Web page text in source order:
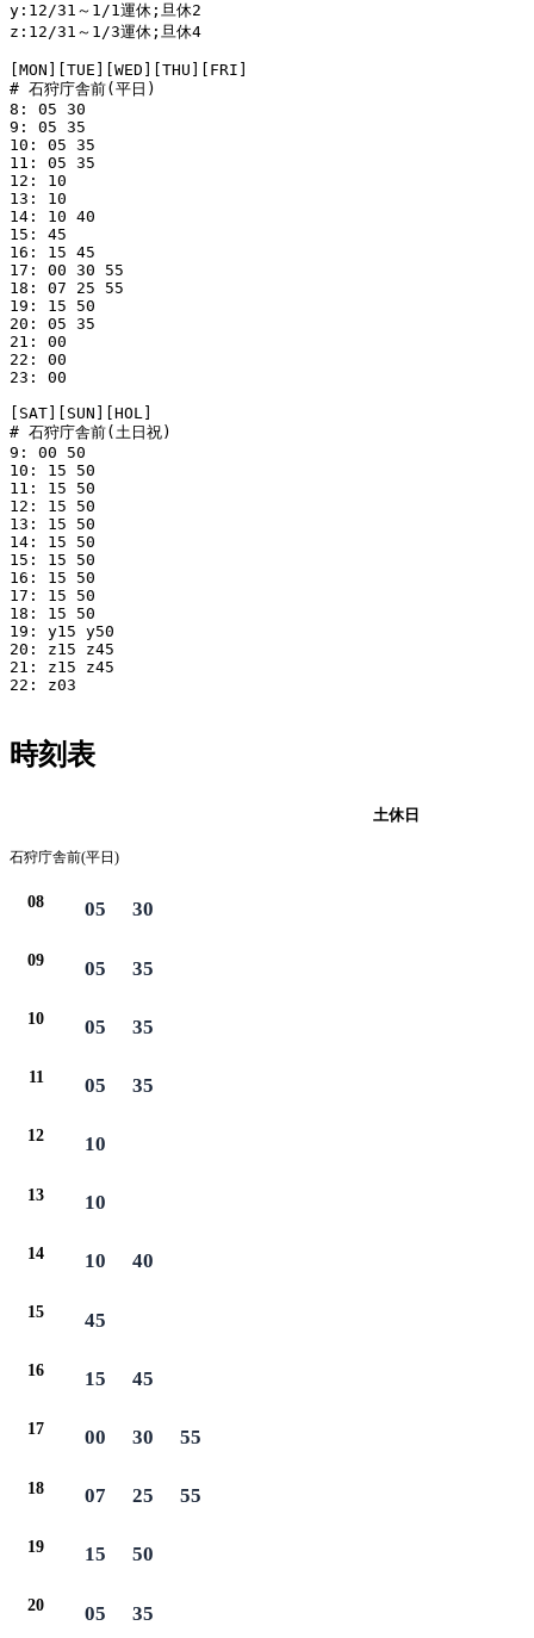
y:12/31～1/1運休;旦休2
z:12/31～1/3運休;旦休4
[MON][TUE][WED][THU][FRI]
# 石狩庁舎前(平日)
8: 05 30
9: 05 35
10: 05 35
11: 05 35
12: 10
13: 10
14: 10 40
15: 45
16: 15 45
17: 00 30 55
18: 07 25 55
19: 15 50
20: 05 35
21: 00
22: 00
23: 00
[SAT][SUN][HOL]
# 石狩庁舎前(土日祝)
9: 00 50
10: 15 50
11: 15 50
12: 15 50
13: 15 50
14: 15 50
15: 15 50
16: 15 50
17: 15 50
18: 15 50
19: y15 y50
20: z15 z45
21: z15 z45
22: z03
時刻表
土休日
石狩庁舎前(平日)
08 05 30
09 05 35
10 05 35
11 05 35
12 10
13 10
14 10 40
15 45
16 15 45
17 00 30 55
18 07 25 55
19 15 50
20 05 35